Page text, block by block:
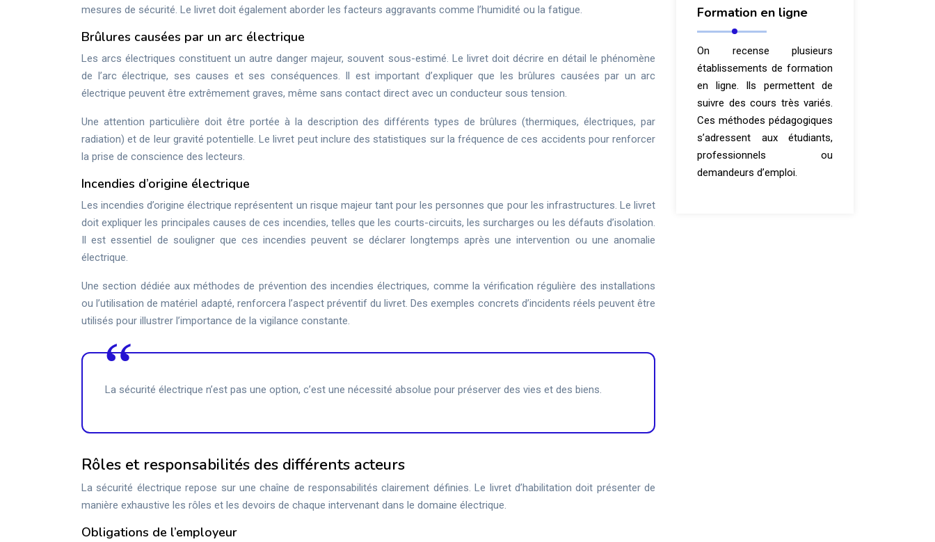
mesures de sécurité. Le livret doit également aborder les facteurs aggravants comme l’humidité ou la fatigue.
Brûlures causées par un arc électrique
Les arcs électriques constituent un autre danger majeur, souvent sous-estimé. Le livret doit décrire en détail le phénomène
de l’arc électrique, ses causes et ses conséquences. Il est important d’expliquer que les brûlures causées par un arc
électrique peuvent être extrêmement graves, même sans contact direct avec un conducteur sous tension.
Une attention particulière doit être portée à la description des différents types de brûlures (thermiques, électriques, par
radiation) et de leur gravité potentielle. Le livret peut inclure des statistiques sur la fréquence de ces accidents pour renforcer
la prise de conscience des lecteurs.
Incendies d’origine électrique
Les incendies d’origine électrique représentent un risque majeur tant pour les personnes que pour les infrastructures. Le livret
doit expliquer les principales causes de ces incendies, telles que les courts-circuits, les surcharges ou les défauts d’isolation.
Il est essentiel de souligner que ces incendies peuvent se déclarer longtemps après une intervention ou une anomalie
électrique.
Une section dédiée aux méthodes de prévention des incendies électriques, comme la vérification régulière des installations
ou l’utilisation de matériel adapté, renforcera l’aspect préventif du livret. Des exemples concrets d’incidents réels peuvent être
utilisés pour illustrer l’importance de la vigilance constante.
La sécurité électrique n’est pas une option, c’est une nécessité absolue pour préserver des vies et des biens.
Rôles et responsabilités des différents acteurs
La sécurité électrique repose sur une chaîne de responsabilités clairement définies. Le livret d’habilitation doit présenter de
manière exhaustive les rôles et les devoirs de chaque intervenant dans le domaine électrique.
Obligations de l’employeur
Formation en ligne
On recense plusieurs
établissements de formation
en ligne. Ils permettent de
suivre des cours très variés.
Ces méthodes pédagogiques
s’adressent aux étudiants,
professionnels ou
demandeurs d’emploi.